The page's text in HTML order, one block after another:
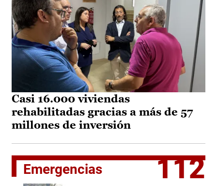
Casi 16.000 viviendas
rehabilitadas gracias a más de 57
millones de inversión
Emergencias 112